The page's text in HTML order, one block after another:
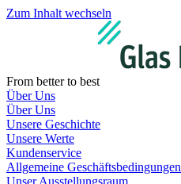
Zum Inhalt wechseln
From better to best
Über Uns
Über Uns
Unsere Geschichte
Unsere Werte
Kundenservice
Allgemeine Geschäftsbedingungen
Unser Ausstellungsraum